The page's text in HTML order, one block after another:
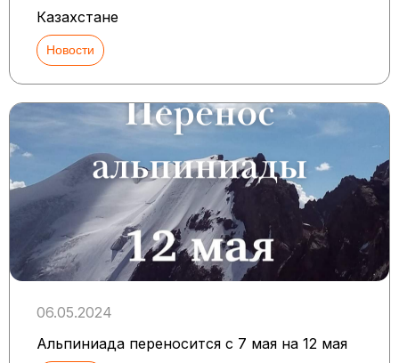
Казахстане
Новости
06.05.2024
Альпиниада переносится с 7 мая на 12 мая